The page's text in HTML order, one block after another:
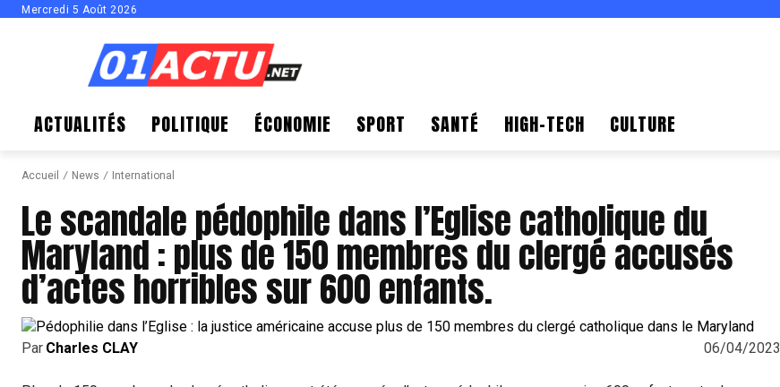
Mercredi 5 Août 2026
ACTUALITÉS POLITIQUE ÉCONOMIE SPORT SANTÉ HIGH-TECH CULTURE
Accueil News International
Le scandale pédophile dans l’Eglise catholique du
Maryland : plus de 150 membres du clergé accusés
d’actes horribles sur 600 enfants.
06/04/2023
Par Charles CLAY